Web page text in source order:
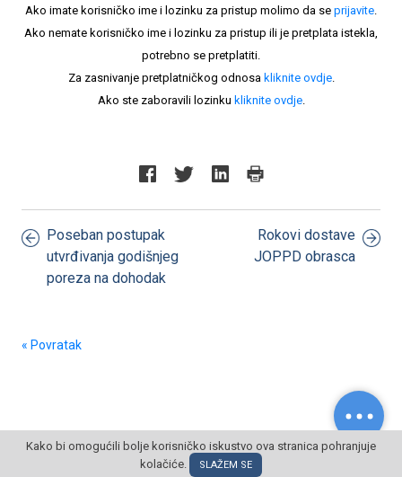
Ako imate korisničko ime i lozinku za pristup molimo da se prijavite.
Ako nemate korisničko ime i lozinku za pristup ili je pretplata istekla,
potrebno se pretplatiti.
Za zasnivanje pretplatničkog odnosa kliknite ovdje.
Ako ste zaboravili lozinku kliknite ovdje.
Poseban postupak
utvrđivanja godišnjeg
poreza na dohodak
Rokovi dostave
JOPPD obrasca
« Povratak
© POSLOVNI OBLAK Sva prava pridržana
Kako bi omogućili bolje korisničko iskustvo ova stranica pohranjuje
kolačiće.
SLAŽEM SE